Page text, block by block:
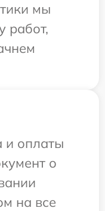
мы
работ,
и оплаты
о
на все